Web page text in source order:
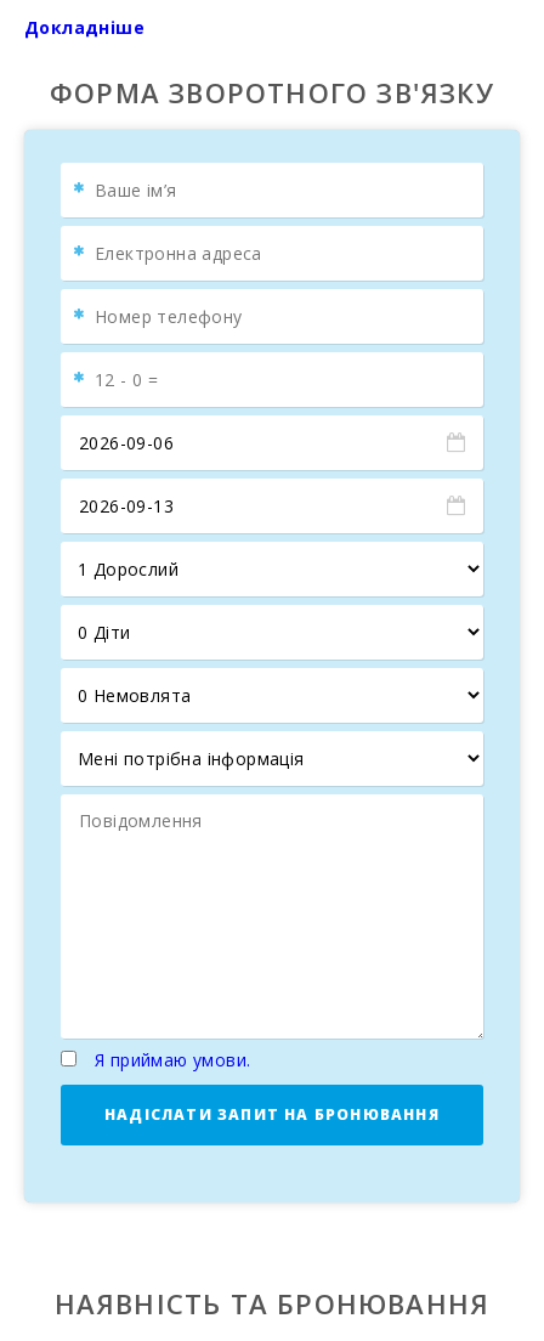
ними теплими мальорк1нськими вечорами.
З тераси відкривається прекрасний вид на ліс, гори і на
море на горізонті. Без сумніву, краса природина
острові справді заворожує!
Будинок мае 2 поверхи, обставлений елегантними
Майоркінського стилю. Після насиченого подіями дня
можна прилягти на диван у вітальні і подивитися
супутникове телебачення, в той час як в холодні дні в
каміні горить затишний і яскравий вогонь. У їдальні є
великий дерев′яний стіл і 10 стільців.
Повністю оснащена
приладдям,майоркінська кухня мае газову плиту,
кавоварку, мікрохвильову піч, об1дню зону...
На першому поверсі знаходиться спальня з двома
односпальними ліжками. Є можливість розмістити 1
дитяче ліжечко і 1 стільчик для дитини. На другому
поверс1 знаходяться ще 4 спальні, дві з двоспальним
ліжком і дві з односпальними ліжками. В одній спальні з
двоспальним ліжком є ванна кімната з ванною. А також
в кожній спальні є вентилятор, який мало коли
потрібний. В будинку е центральне опалення на
мазут1. У пральні на терасі є пральна машина, сушка,
Територія земельної ділянки повністю обгороджена і
навколо немає сусідів. Є парковка для чотирьох
автомобілів.
проводиться щосереди та приваблює велику кількість
відвідувачів.Кілометри білосніжних пляжів, чисте
блакитне море, хвилюючі острівні пейзажі - все це
чекае на вас на в1дпочинку на неперевершеному
остров1 Мальорка!
Докладніше
ФОРМА ЗВОРОТНОГО ЗВ'ЯЗКУ
Я приймаю умови.
НАДІСЛАТИ ЗАПИТ НА БРОНЮВАННЯ
НАЯВНІСТЬ ТА БРОНЮВАННЯ